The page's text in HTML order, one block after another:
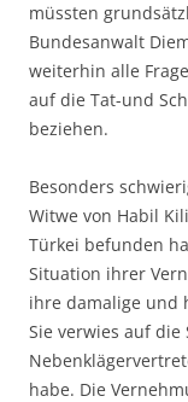
müssten
Bundesanwalt
weiterhin alle
auf die Tat-und
beziehen.
Besonders
Witwe von Habil
Türkei befunden
Situation ihrer
ihre damalige und
Sie verwies auf
habe. Die